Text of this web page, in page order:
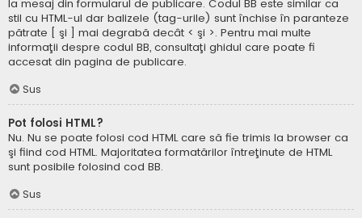
la mesaj din formularul de publicare. Codul BB este similar ca
stil cu HTML-ul dar balizele (tag-urile) sunt închise în paranteze
pătrate [ şi ] mai degrabă decât < şi >. Pentru mai multe
informaţii despre codul BB, consultaţi ghidul care poate fi
accesat din pagina de publicare.
Sus
Pot folosi HTML?
Nu. Nu se poate folosi cod HTML care să fie trimis la browser ca
şi fiind cod HTML. Majoritatea formatărilor întreţinute de HTML
sunt posibile folosind cod BB.
Sus